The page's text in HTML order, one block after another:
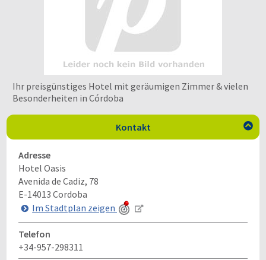
Ihr preisgünstiges Hotel mit geräumigen Zimmer & vielen
Besonderheiten in Córdoba
Kontakt 
Adresse
Hotel Oasis
Avenida de Cadiz, 78
E-14013 Cordoba
Im Stadtplan zeigen
Telefon
+34-957-298311